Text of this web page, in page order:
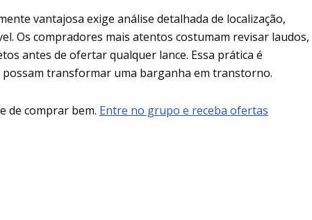
vantajosa exige análise detalhada de localização,
Os compradores mais atentos costumam revisar laudos,
antes de ofertar qualquer lance. Essa prática é
transformar uma barganha em transtorno.
de comprar bem. Entre no grupo e receba ofertas